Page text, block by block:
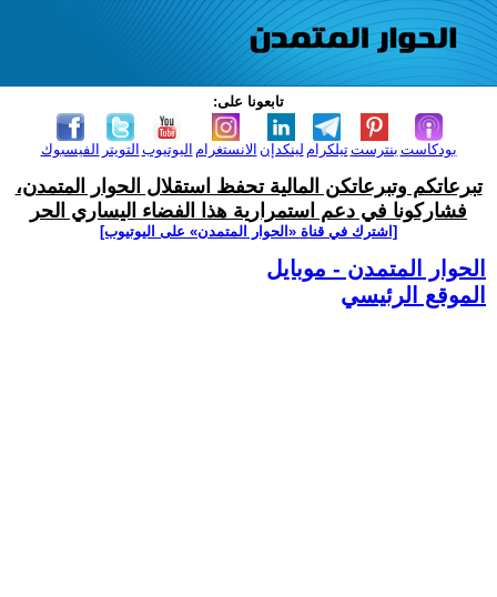
تابعونا على:
الفيسبوك التويتر اليوتيوب الانستغرام لينكدإن تيلكرامبنترست بودكاست
تبرعاتكم وتبرعاتكن المالية تحفظ استقلال الحوار المتمدن،
فشاركونا في دعم استمرارية هذا الفضاء اليساري الحر
[اشترك في قناة ‫«الحوار المتمدن» على اليوتيوب]
الحوار المتمدن - موبايل
الموقع الرئيسي